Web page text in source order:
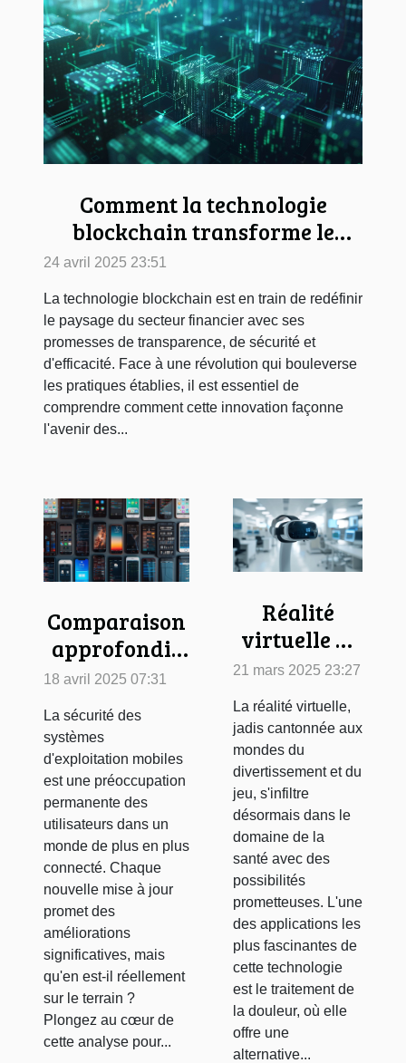
Comment la technologie
blockchain transforme le
secteur financier perspectives
et applications concrètes
24 avril 2025 23:51
La technologie blockchain est en train de redéfinir
le paysage du secteur financier avec ses
promesses de transparence, de sécurité et
d'efficacité. Face à une révolution qui bouleverse
les pratiques établies, il est essentiel de
comprendre comment cette innovation façonne
l'avenir des...
Comparaison
approfondie
des derniers
systèmes
d'exploitation
mobiles en
termes de
sécurité
18 avril 2025 07:31
La sécurité des
systèmes
d'exploitation mobiles
est une préoccupation
permanente des
utilisateurs dans un
monde de plus en plus
connecté. Chaque
nouvelle mise à jour
promet des
améliorations
significatives, mais
qu'en est-il réellement
sur le terrain ?
Plongez au cœur de
cette analyse pour...
Réalité
virtuelle et
traitement
de la
douleur
étude des
dernières
avancées et
applications
pratiques
21 mars 2025 23:27
La réalité virtuelle,
jadis cantonnée aux
mondes du
divertissement et du
jeu, s'infiltre
désormais dans le
domaine de la
santé avec des
possibilités
prometteuses. L'une
des applications les
plus fascinantes de
cette technologie
est le traitement de
la douleur, où elle
offre une
alternative...